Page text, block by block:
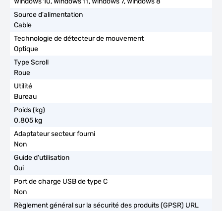
Cable
Optique
Roue
Bureau
0.805 kg
Non
Oui
Non